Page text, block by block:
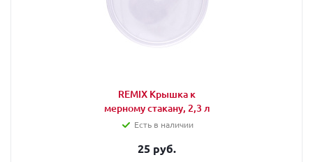
REMIX Крышка к
мерному стакану, 2,3 л
Есть в наличии
25 руб.